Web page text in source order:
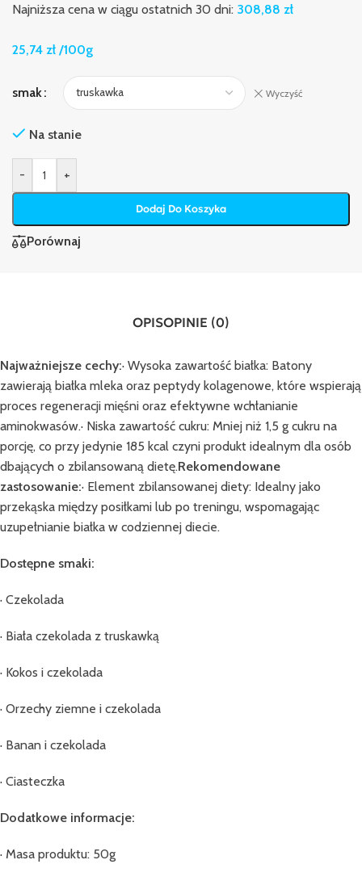
Najniższa cena w ciągu ostatnich 30 dni: 308,88 zł
25,74 zł /100g
smak Wyczyść
Na stanie
- +
Dodaj Do Koszyka
Porównaj
OPISOPINIE (0)
Najważniejsze cechy:· Wysoka zawartość białka: Batony
zawierają białka mleka oraz peptydy kolagenowe, które wspierają
proces regeneracji mięśni oraz efektywne wchłanianie
aminokwasów.· Niska zawartość cukru: Mniej niż 1,5 g cukru na
porcję, co przy jedynie 185 kcal czyni produkt idealnym dla osób
dbających o zbilansowaną dietę.Rekomendowane
zastosowanie:· Element zbilansowanej diety: Idealny jako
przekąska między posiłkami lub po treningu, wspomagając
uzupełnianie białka w codziennej diecie.
Dostępne smaki:
· Czekolada
· Biała czekolada z truskawką
· Kokos i czekolada
· Orzechy ziemne i czekolada
· Banan i czekolada
· Ciasteczka
Dodatkowe informacje:
· Masa produktu: 50g